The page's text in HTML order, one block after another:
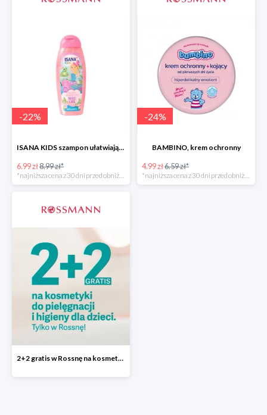
-22%
ISANA KIDS szampon ułatwiający rozczesywanie 200 ml
6.99 zł8.99 zł*
-24%
BAMBINO, krem ochronny
4.99 zł6.59 zł*
2+2 gratis w Rossnę na kosmetyki do pielęgnacji i higieny dla dzieci